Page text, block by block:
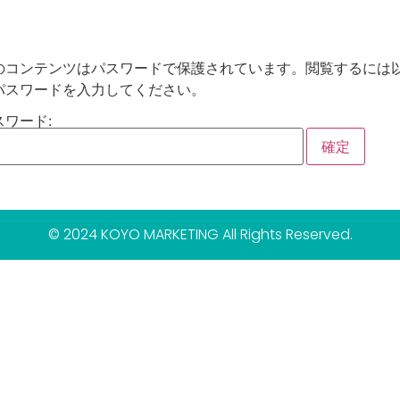
コンテンツはパスワードで保護されています。閲覧するには
スワードを入力してください。
ワード:
© 2024 KOYO MARKETING All Rights Reserved.